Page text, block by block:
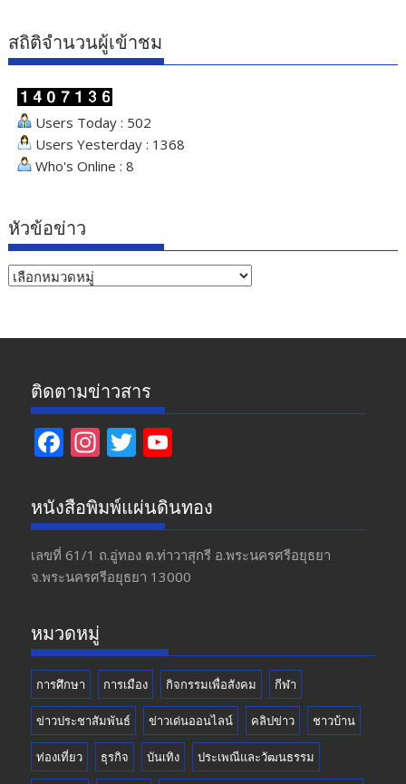
สถิติจำนวนผู้เข้าชม
Users Today : 502
Users Yesterday : 1368
Who's Online : 8
หัวข้อข่าว
หัวข้อ
ติดตามข่าวสาร
F
e
b
o
o
In
a
gr
a
m
T
itt
er
u
T
u
b
หนังสือพิมพ์แผ่นดินทอง
เลขที่ 61/1 ถ.อู่ทอง​ ต.​ท่าวาสุกรี​ อ.พระนครศรีอยุธยา​
จ.พระนครศรีอยุธยา 13000
หมวดหมู่
การศึกษา การเมือง กิจกรรมเพื่อสังคม กีฬา
ข่าวประชาสัมพันธ์ ข่าวเด่นออนไลน์ คลิปข่าว ชาวบ้าน
ท่องเที่ยว ธุรกิจ บันเทิง ประเพณีและวัฒนธรรม